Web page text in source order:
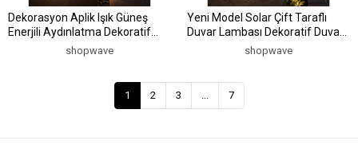
Dekorasyon Aplik Işık Güneş
Enerjili Aydınlatma Dekoratif
shopwave
Yeni Model Solar Çift Taraflı
Duvar Lambası Dekoratif Duvar
shopwave
1 2 3 ... 7